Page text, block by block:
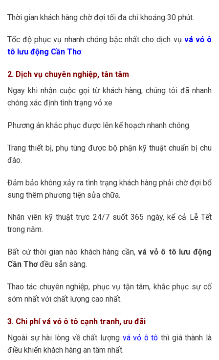
Thời gian khách hàng chờ đợi tối đa chỉ khoảng 30 phút.
Tốc độ phục vụ nhanh chóng bậc nhất cho dịch vụ vá vỏ ô
tô lưu động Cần Thơ.
2. Dịch vụ chuyên nghiệp, tân tâm
Ngay khi nhận cuộc gọi từ khách hàng, chúng tôi đã nhanh
chóng xác định tình trạng vỏ xe
Phương án khắc phục được lên kế hoạch nhanh chóng.
Trang thiết bị, phụ tùng được bộ phận kỹ thuật chuẩn bị chu
đáo.
Đảm bảo không xảy ra tình trạng khách hàng phải chờ đợi bổ
sung thêm phương tiện sửa chữa.
Nhân viên kỹ thuật trực 24/7 suốt 365 ngày, kể cả Lễ Tết
trong năm.
Bất cứ thời gian nào khách hàng cần,vá vỏ ô tô lưu động
Cần Thơđều sẵn sàng.
Thao tác chuyên nghiệp, phục vụ tận tâm, khắc phục sự cố
sớm nhất với chất lượng cao nhất.
3. Chi phí vá vỏ ô tô cạnh tranh, ưu đãi
Ngoài sự hài lòng về chất lượng vá vỏ ô tô thì giá thành là
điều khiến khách hàng an tâm nhất.